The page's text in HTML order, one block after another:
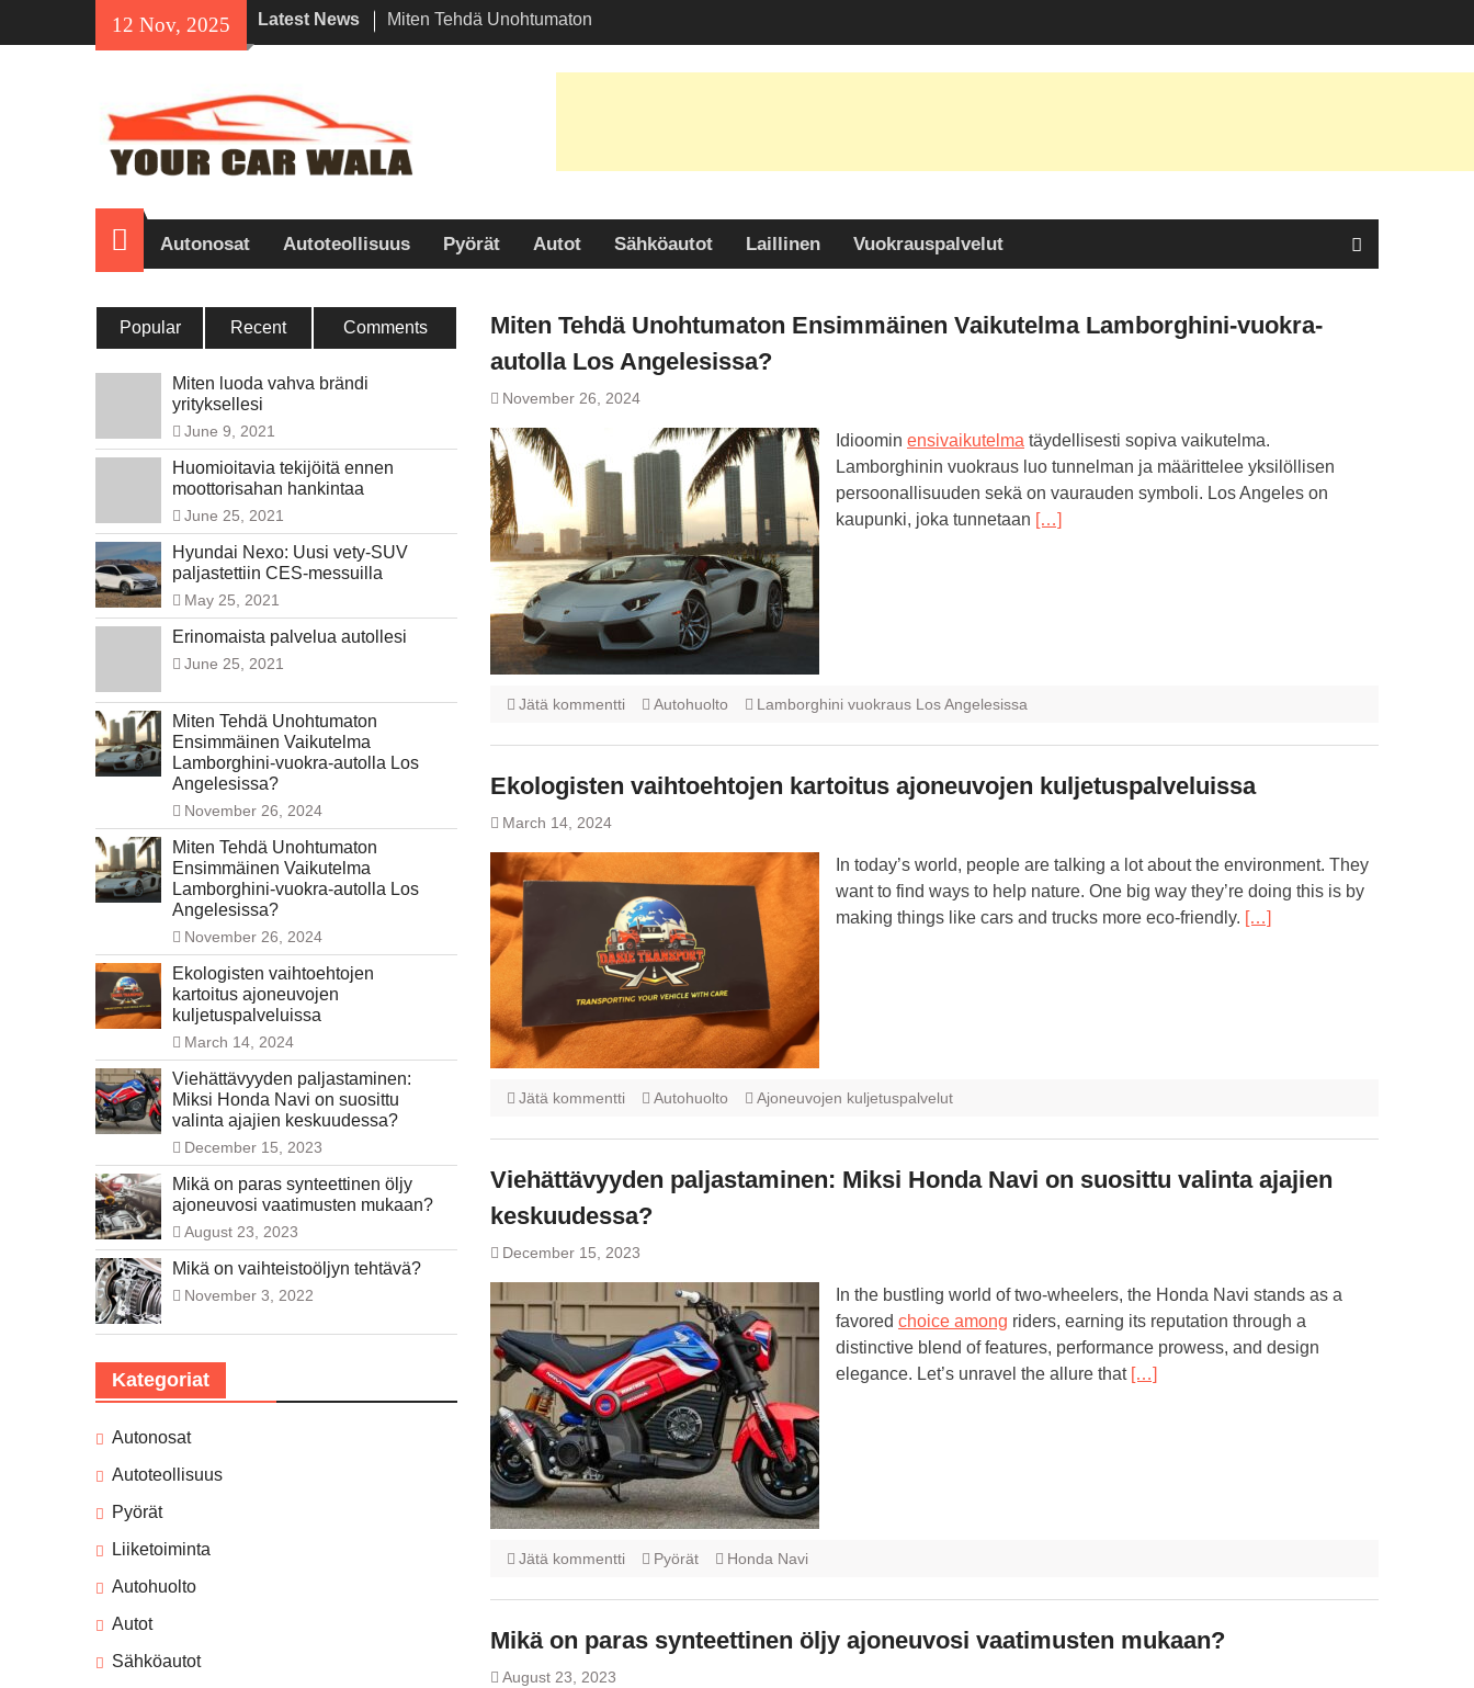
12 Nov, 2025 Latest News
Miten Tehdä Unohtumaton
Ensimmäinen Vaikutelma
Lamborghini-vuokra-autolla Los
ajoneuvojen kuljetuspalveluissa
Viehättävyyden paljastaminen: Miksi
Koti
Autonosat Autoteollisuus Pyörät Autot Sähköautot Laillinen Vuokrauspalvelut
Miten Tehdä Unohtumaton Ensimmäinen Vaikutelma Lamborghini-vuokra-
autolla Los Angelesissa?
November 26, 2024
Idioomin ensivaikutelma täydellisesti sopiva vaikutelma.
Lamborghinin vuokraus luo tunnelman ja määrittelee yksilöllisen
persoonallisuuden sekä on vaurauden symboli. Los Angeles on
kaupunki, joka tunnetaan […]
Jätä kommentti Autohuolto Lamborghini vuokraus Los Angelesissa
Ekologisten vaihtoehtojen kartoitus ajoneuvojen kuljetuspalveluissa
March 14, 2024
In today’s world, people are talking a lot about the environment. They
want to find ways to help nature. One big way they’re doing this is by
making things like cars and trucks more eco-friendly. […]
Jätä kommentti Autohuolto Ajoneuvojen kuljetuspalvelut
Viehättävyyden paljastaminen: Miksi Honda Navi on suosittu valinta ajajien
keskuudessa?
December 15, 2023
In the bustling world of two-wheelers, the Honda Navi stands as a
favored choice among riders, earning its reputation through a
distinctive blend of features, performance prowess, and design
elegance. Let’s unravel the allure that […]
Jätä kommentti Pyörät Honda Navi
Mikä on paras synteettinen öljy ajoneuvosi vaatimusten mukaan?
August 23, 2023
Popular Recent Comments
Miten luoda vahva brändi
yrityksellesi
June 9, 2021
Huomioitavia tekijöitä ennen
moottorisahan hankintaa
June 25, 2021
Hyundai Nexo: Uusi vety-SUV
paljastettiin CES-messuilla
May 25, 2021
Erinomaista palvelua autollesi
June 25, 2021
Miten Tehdä Unohtumaton
Ensimmäinen Vaikutelma
Lamborghini-vuokra-autolla Los
Angelesissa?
November 26, 2024
Miten Tehdä Unohtumaton
Ensimmäinen Vaikutelma
Lamborghini-vuokra-autolla Los
Angelesissa?
November 26, 2024
Ekologisten vaihtoehtojen
kartoitus ajoneuvojen
kuljetuspalveluissa
March 14, 2024
Viehättävyyden paljastaminen:
Miksi Honda Navi on suosittu
valinta ajajien keskuudessa?
December 15, 2023
Mikä on paras synteettinen öljy
ajoneuvosi vaatimusten mukaan?
August 23, 2023
Mikä on vaihteistoöljyn tehtävä?
November 3, 2022
Kategoriat
Autonosat
Autoteollisuus
Pyörät
Liiketoiminta
Autohuolto
Autot
Sähköautot